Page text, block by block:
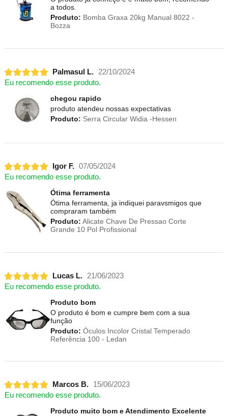
a todos.
Produto: Bomba Graxa 20kg Manual 8022 -
Bozza
Palmasul L. 22/10/2024
Eu recomendo esse produto.
chegou rapido
produto atendeu nossas expectativas
Produto: Serra Circular Widia -Hessen
Igor F. 07/05/2024
Eu recomendo esse produto.
Ótima ferramenta
Ótima ferramenta, ja indiquei paravsmigos que
compraram também
Produto: Alicate Chave De Pressao Corte
Grande 10 Pol Profissional
Lucas L. 21/06/2023
Eu recomendo esse produto.
Produto bom
O produto é bom e cumpre bem com a sua
função
Produto: Óculos Incolor Cristal Temperado
Referência 100 - Ledan
Marcos B.
15/06/2023
Eu recomendo esse produto.
Produto muito bom e Atendimento Excelente